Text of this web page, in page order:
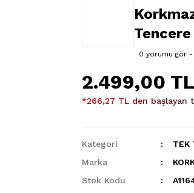
Tencere
0 yorumu gör -
2.499,00 TL
*266,27 TL den başlayan
Kategori
TEK
Marka
Stok Kodu